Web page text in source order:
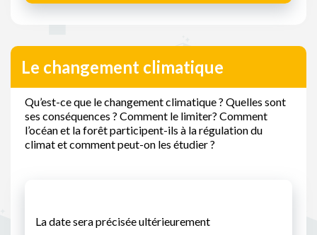
Le changement climatique
Qu’est-ce que le changement climatique ? Quelles sont
ses conséquences ? Comment le limiter? Comment
l’océan et la forêt participent-ils à la régulation du
climat et comment peut-on les étudier ?
La date sera précisée ultérieurement